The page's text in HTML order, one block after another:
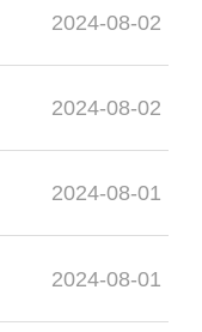
2024-08-02
2024-08-02
2024-08-01
2024-08-01